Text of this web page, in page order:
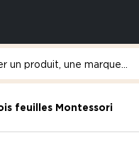
feuilles Montessori